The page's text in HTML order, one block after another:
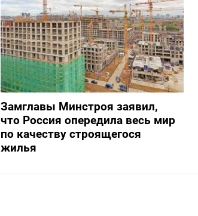
Замглавы Минстроя заявил,
что Россия опередила весь мир
по качеству строящегося
жилья